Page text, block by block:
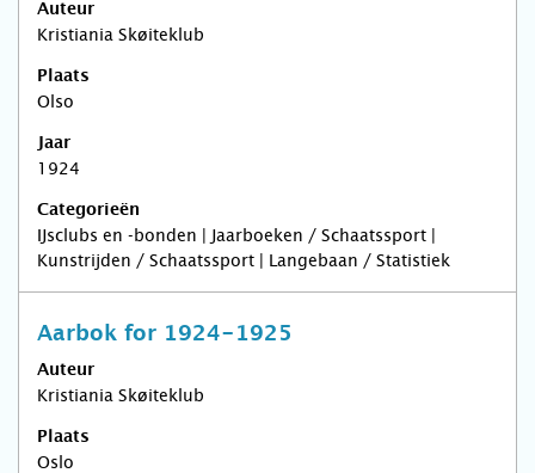
Auteur
Kristiania Skøiteklub
Plaats
Olso
Jaar
1924
Categorieën
IJsclubs en -bonden | Jaarboeken / Schaatssport |
Kunstrijden / Schaatssport | Langebaan / Statistiek
Aarbok for 1924-1925
Auteur
Kristiania Skøiteklub
Plaats
Oslo